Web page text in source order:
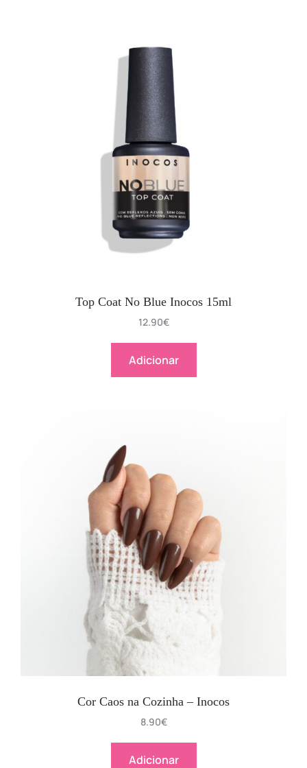
Top Coat No Blue Inocos 15ml
12.90€
Adicionar
Cor Caos na Cozinha – Inocos
8.90€
Adicionar